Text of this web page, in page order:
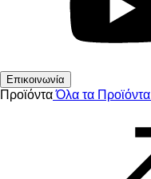
Επικοινωνία
ΠροϊόνταΌλα τα Προϊόντα